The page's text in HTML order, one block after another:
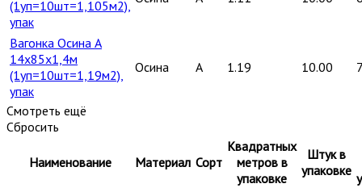
(1уп=10шт=1,105м2),
упак
Вагонка Осина А
14х85х1,4м
(1уп=10шт=1,19м2),
упак
Осина A 1.19 10.00
Смотреть ещё
Сбросить
Наименование Материал Сорт
Квадратных
метров в
упаковке
Штук в
упаковке